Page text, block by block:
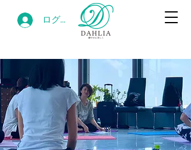
ログイン